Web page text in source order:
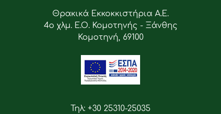
Θρακικά Εκκοκκιστήρια Α.Ε.
4ο χλμ. Ε.Ο. Κομοτηνής - Ξάνθης
Κομοτηνή, 69100
Τηλ: +30 25310-25035